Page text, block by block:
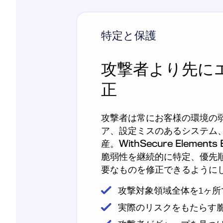
特定と保護
攻撃者より先に
正
攻撃者は常にお客様の環境の
ア、設定ミスのあるシステム
産。WithSecure Elements
脆弱性を継続的に特定、優先
要なものを修正できるように
攻撃対象領域全体を1ヶ
実際のリスクをもたらす